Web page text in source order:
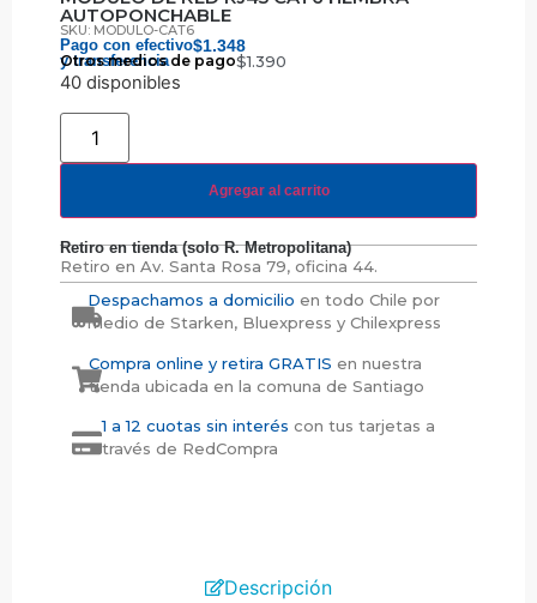
AUTOPONCHABLE
SKU: MODULO-CAT6
Pago con efectivo
y transferencia
$1.348
Otros medios de pago$1.390
40 disponibles
Agregar al carrito
Retiro en tienda (solo R. Metropolitana)
Retiro en Av. Santa Rosa 79, oficina 44.
Despachamos a domicilio en todo Chile por
medio de Starken, Bluexpress y Chilexpress
Compra online y retira GRATIS en nuestra
tienda ubicada en la comuna de Santiago
1 a 12 cuotas sin interés con tus tarjetas a
través de RedCompra
Descripción